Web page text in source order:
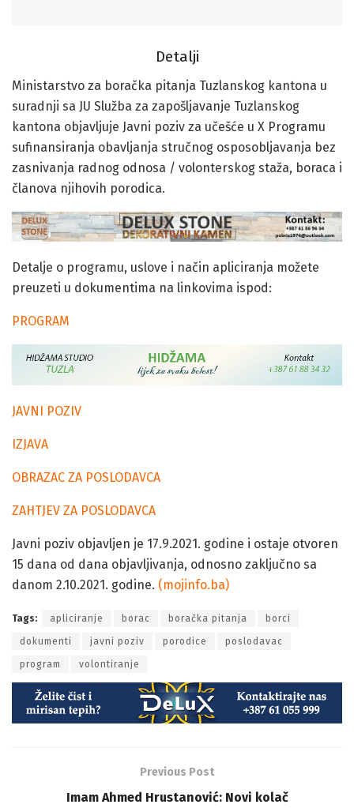
Detalji
Ministarstvo za boračka pitanja Tuzlanskog kantona u
suradnji sa JU Služba za zapošljavanje Tuzlanskog
kantona objavljuje Javni poziv za učešće u X Programu
sufinansiranja obavljanja stručnog osposobljavanja bez
zasnivanja radnog odnosa / volonterskog staža, boraca i
članova njihovih porodica.
Detalje o programu, uslove i način apliciranja možete
preuzeti u dokumentima na linkovima ispod:
PROGRAM
JAVNI POZIV
IZJAVA
OBRAZAC ZA POSLODAVCA
ZAHTJEV ZA POSLODAVCA
Javni poziv objavljen je 17.9.2021. godine i ostaje otvoren
15 dana od dana objavljivanja, odnosno zaključno sa
danom 2.10.2021. godine. (mojinfo.ba)
Tags: apliciranje borac boračka pitanja borci
dokumenti javni poziv porodice poslodavac
program volontiranje
Previous Post
Imam Ahmed Hrustanović: Novi kolač